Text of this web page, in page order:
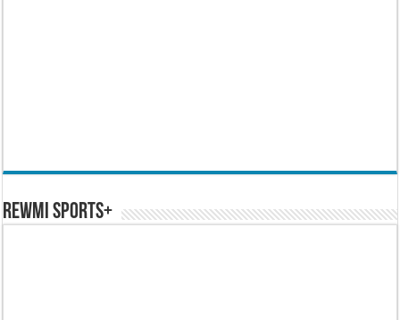
REWMI SPORTS+